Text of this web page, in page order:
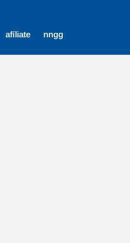
afíliate nngg